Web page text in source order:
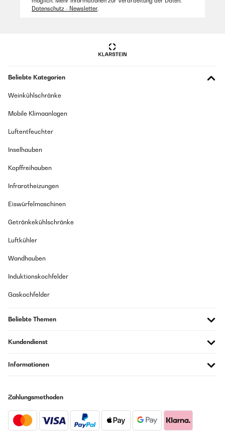
Datenschutz - Newsletter.
Beliebte Kategorien
Weinkühlschränke
Mobile Klimaanlagen
Luftentfeuchter
Inselhauben
Kopffreihauben
Infrarotheizungen
Eiswürfelmaschinen
Getränkekühlschränke
Luftkühler
Wandhauben
Induktionskochfelder
Gaskochfelder
Beliebte Themen
Kundendienst
Informationen
Zahlungsmethoden